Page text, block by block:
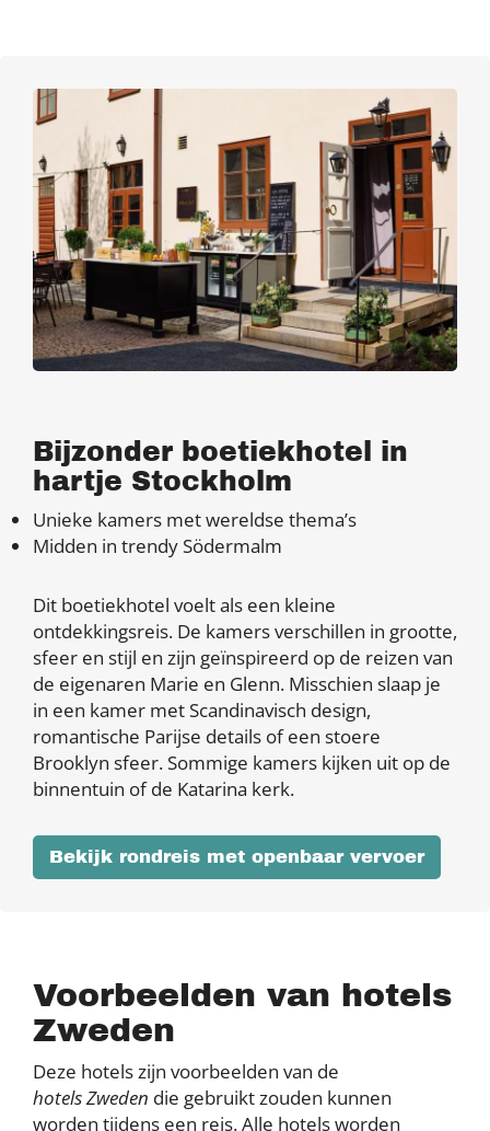
Bijzonder boetiekhotel in
hartje Stockholm
Unieke kamers met wereldse thema’s
Midden in trendy Södermalm
Dit boetiekhotel voelt als een kleine
ontdekkingsreis. De kamers verschillen in grootte,
sfeer en stijl en zijn geïnspireerd op de reizen van
de eigenaren Marie en Glenn. Misschien slaap je
in een kamer met Scandinavisch design,
romantische Parijse details of een stoere
Brooklyn sfeer. Sommige kamers kijken uit op de
binnentuin of de Katarina kerk.
Bekijk rondreis met openbaar vervoer
Voorbeelden van hotels
Zweden
Deze hotels zijn voorbeelden van de
hotels Zweden die gebruikt zouden kunnen
worden tijdens een reis. Alle hotels worden